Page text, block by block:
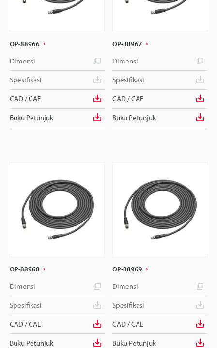
OP-88966
Dimensi
Spesifikasi
CAD / CAE
Buku Petunjuk
OP-88967
Dimensi
Spesifikasi
CAD / CAE
Buku Petunjuk
OP-88968
Dimensi
Spesifikasi
CAD / CAE
Buku Petunjuk
OP-88969
Dimensi
Spesifikasi
CAD / CAE
Buku Petunjuk